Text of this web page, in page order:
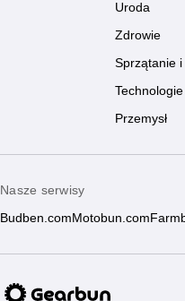
Uroda
Zdrowie
Sprzątanie i
Przemysł
Nasze serwisy
Budben.com Motobun.com